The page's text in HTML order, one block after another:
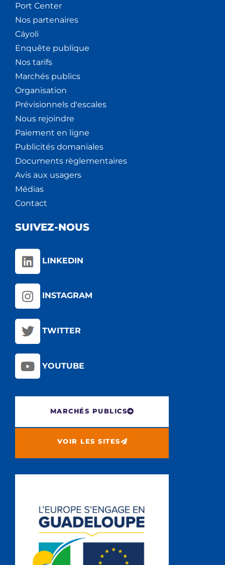
Port Center
Nos partenaires
Cáyoli
Enquête publique
Nos tarifs
Marchés publics
Organisation
Prévisionnels d'escales
Nous rejoindre
Paiement en ligne
Publicités domaniales
Documents règlementaires
Avis aux usagers
Médias
Contact
SUIVEZ-NOUS
LINKEDIN
INSTAGRAM
TWITTER
YOUTUBE
MARCHÉS PUBLICS
VOIR LES SITES